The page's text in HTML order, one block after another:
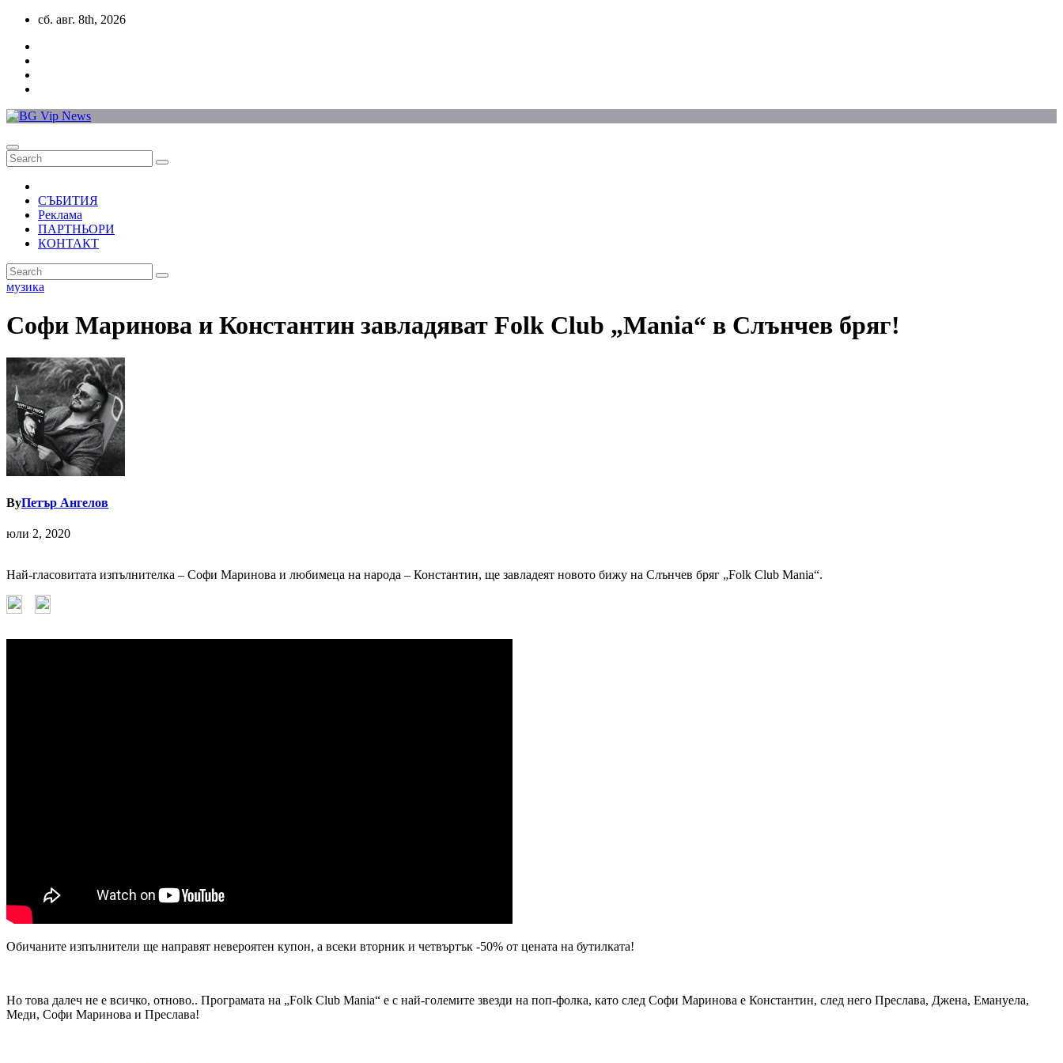
Skip
content
сб. авг. 8th, 2026
СЪБИТИЯ
Реклама
ПАРТНЬОРИ
КОНТАКТ
музика
Софи Маринова и Константин завладяват Folk Club „Mania“ в Слънчев бряг!
ByПетър Ангелов
юли 2, 2020
Най-гласовитата изпълнителка – Софи Маринова и любимеца на народа – Константин, ще завладеят новото бижу на Слънчев бряг „Folk Club Mania“.
Обичаните изпълнители ще направят невероятен купон, а всеки вторник и четвъртък -50% от цената на бутилката!
Но това далеч не е всичко, отново.. Програмата на „Folk Club Mania“ е с най-големите звезди на поп-фолка, като след Софи Маринова е Константин, след него Преслава, Джена, Емануела,
Меди, Софи Маринова и Преслава!